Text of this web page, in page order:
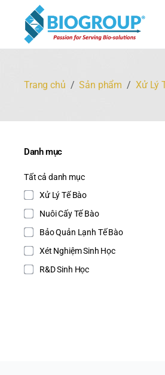
Trang chủ Sản phẩm Xử Lý
Danh mục
Tất cả danh mục
Xử Lý Tế Bào
Nuôi Cấy Tế Bào
Bảo Quản Lạnh Tế Bào
Xét Nghiệm Sinh Học
R&D Sinh Học